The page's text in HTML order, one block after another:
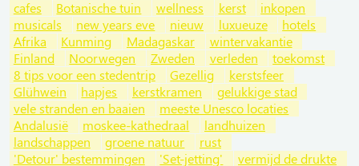
cafes
Botanische tuin wellness kerst
inkopen
musicals
new years eve nieuw luxueuze
hotels
Afrika
Kunming Madagaskar
wintervakantie
Finland
Noorwegen Zweden verleden
toekomst
8 tips voor een stedentrip
Gezellig
kerstsfeer
Glühwein
hapjes kerstkramen
gelukkige stad
vele stranden en baaien
meeste Unesco locaties
Andalusië
moskee-kathedraal
landhuizen
landschappen
groene natuur
rust
'Detour' bestemmingen
'Set-jetting'
vermijd de drukte